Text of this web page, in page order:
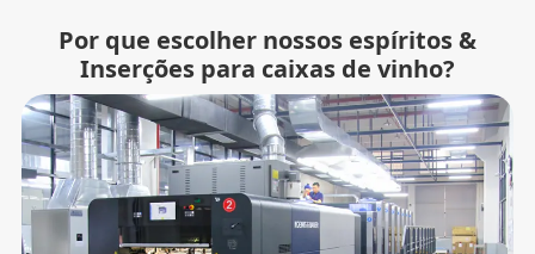
Por que escolher nossos espíritos &
Inserções para caixas de vinho?